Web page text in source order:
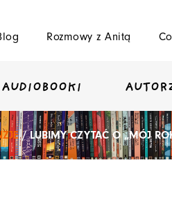
Rozmowy z Anitą
AUDIOBOOKI
/ LUBIMY CZYTAĆ O „MÓJ